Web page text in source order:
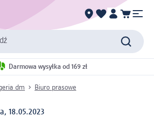
Darmowa wysyłka od 169 zł
dm Biuro prasowe
18.05.2023